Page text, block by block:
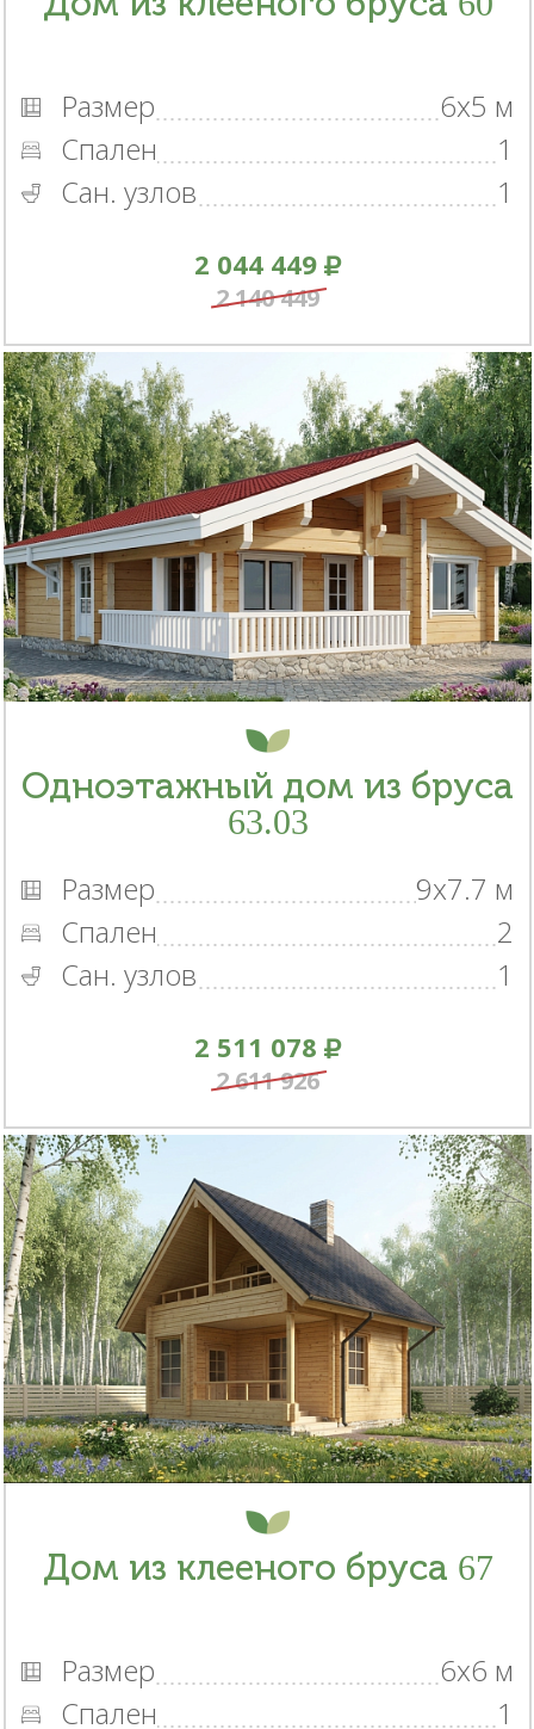
Размер
6x5 м
Спален
1
Сан. узлов
1
2 044 449
2 140 449
Одноэтажный дом из бруса
63.03
Размер
9x7.7 м
Спален
2
Сан. узлов
1
2 511 078
2 611 926
Дом из клееного бруса 67
Размер
6x6 м
Спален
1